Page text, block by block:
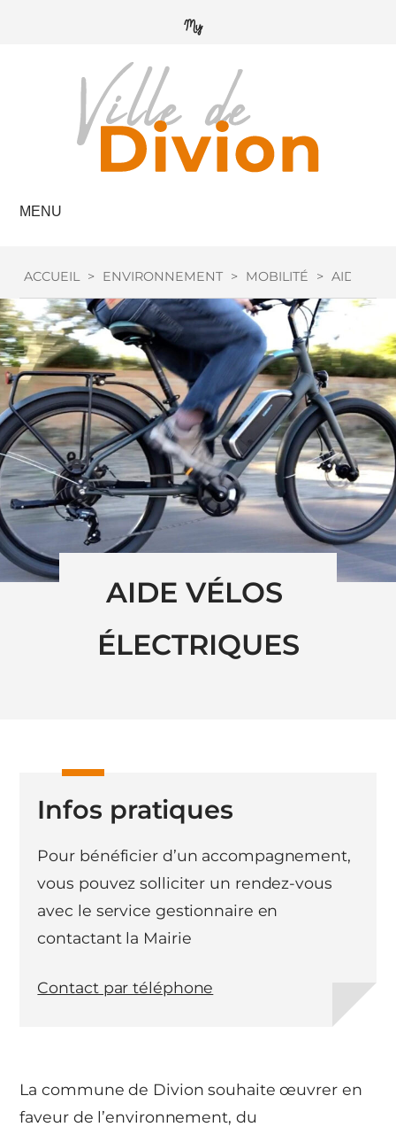
MENU
ACCUEIL > ENVIRONNEMENT > MOBILITÉ > AIDE
AIDE VÉLOS
ÉLECTRIQUES
La commune de Divion souhaite œuvrer en
faveur de l’environnement, du
Infos pratiques
Pour bénéficier d’un accompagnement,
vous pouvez solliciter un rendez-vous
avec le service gestionnaire en
contactant la Mairie
Contact par téléphone